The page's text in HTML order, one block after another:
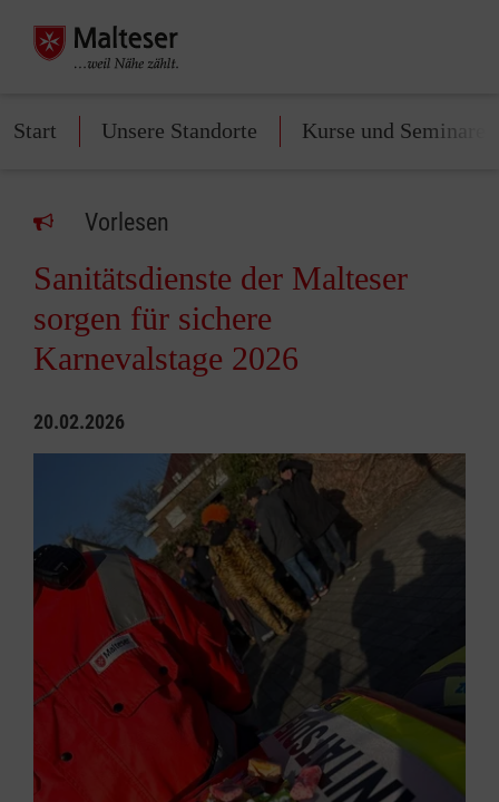
Start Unsere Standorte Kurse und Seminare
Vorlesen
Sanitätsdienste der Malteser
sorgen für sichere
Karnevalstage 2026
20.02.2026